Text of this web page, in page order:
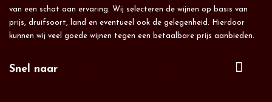
van een schat aan ervaring. Wij selecteren de wijnen op basis van
prijs, druifsoort, land en eventueel ook de gelegenheid. Hierdoor
kunnen wij veel goede wijnen tegen een betaalbare prijs aanbieden.
Snel naar